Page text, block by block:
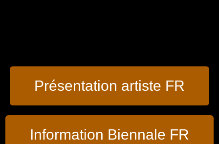
Présentation artiste FR
Information Biennale FR